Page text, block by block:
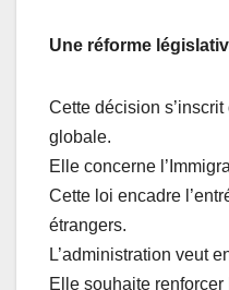
Une réforme
Cette décision
globale.
Elle concerne
Cette loi encadre
étrangers.
L’administration veut
Elle souhaite